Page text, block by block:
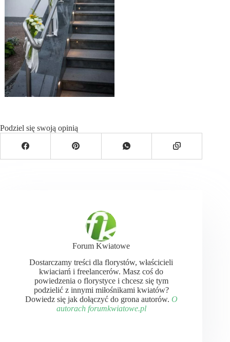
Podziel się swoją opinią
Forum Kwiatowe
Dostarczamy treści dla florystów, właścicieli
kwiaciarń i freelancerów. Masz coś do
powiedzenia o florystyce i chcesz się tym
podzielić z innymi miłośnikami kwiatów?
Dowiedz się jak dołączyć do grona autorów. O
autorach forumkwiatowe.pl